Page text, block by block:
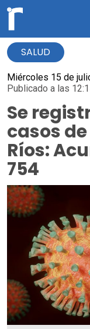
SALUD
Miércoles 15 de
Publicado a las
Se
casos de
Ríos:
754